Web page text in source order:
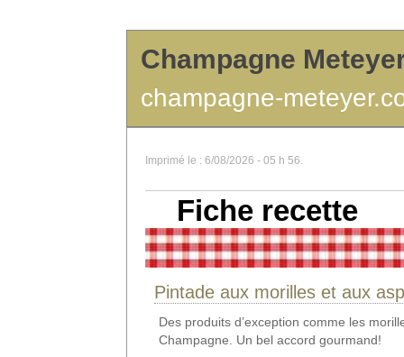
Champagne
champagne-
Imprimé le : 6/08/2026 - 05 h 56.
Fiche recette
Pintade aux morilles et aux
Des produits d’exception comme les
Champagne. Un bel accord gourmand!